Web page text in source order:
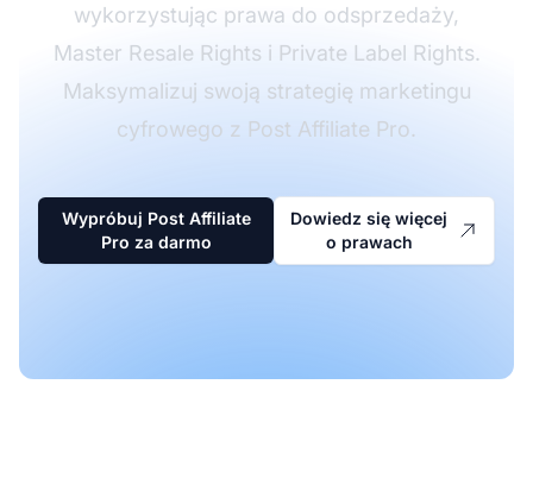
wykorzystując prawa do odsprzedaży,
Master Resale Rights i Private Label Rights.
Maksymalizuj swoją strategię marketingu
cyfrowego z Post Affiliate Pro.
Wypróbuj Post Affiliate
Pro za darmo
Dowiedz się więcej
o prawach